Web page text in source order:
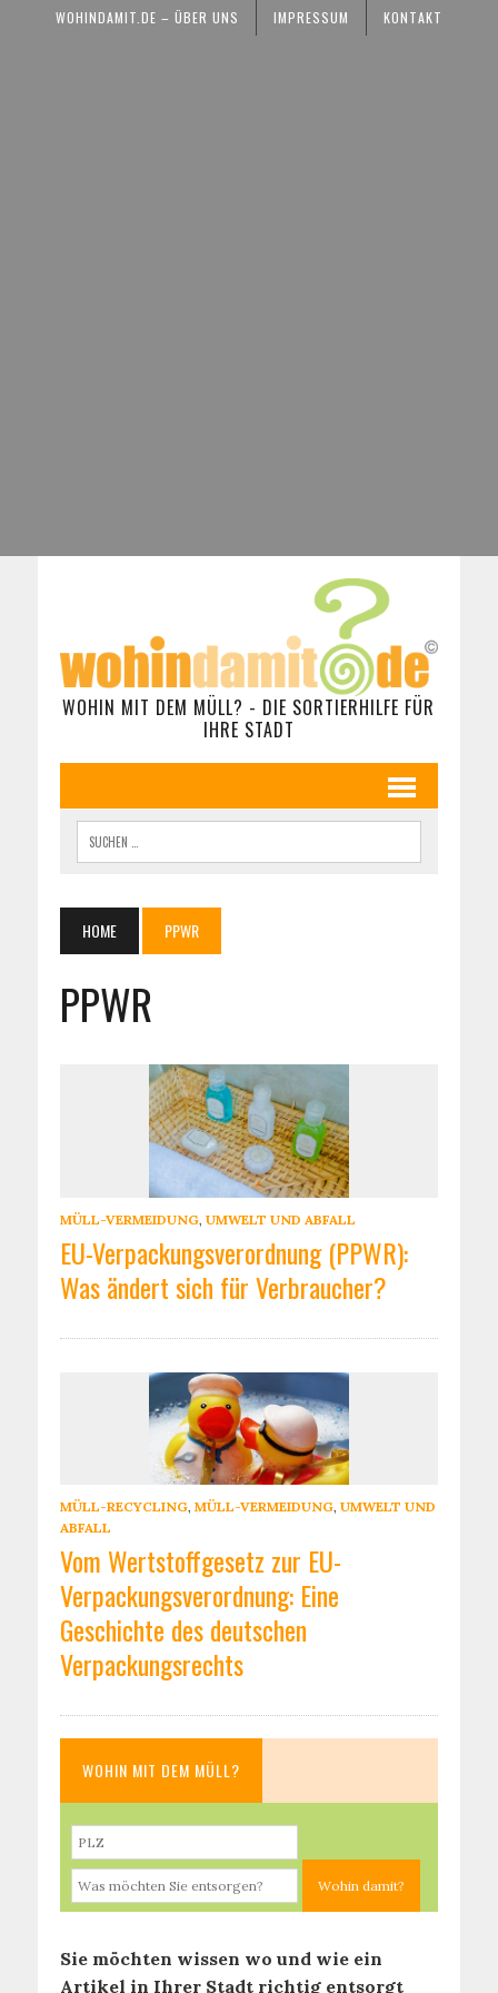
WOHINDAMIT.DE – ÜBER UNS IMPRESSUM KONTAKT
WOHIN MIT DEM MÜLL? - DIE SORTIERHILFE FÜR
IHRE STADT
HOME PPWR
PPWR
MÜLL-VERMEIDUNG, UMWELT UND ABFALL
EU-Verpackungsverordnung (PPWR):
Was ändert sich für Verbraucher?
MÜLL-RECYCLING, MÜLL-VERMEIDUNG, UMWELT UND
ABFALL
Vom Wertstoffgesetz zur EU-
Verpackungsverordnung: Eine
Geschichte des deutschen
Verpackungsrechts
WOHIN MIT DEM MÜLL?
Sie möchten wissen wo und wie ein
Artikel in Ihrer Stadt richtig entsorgt